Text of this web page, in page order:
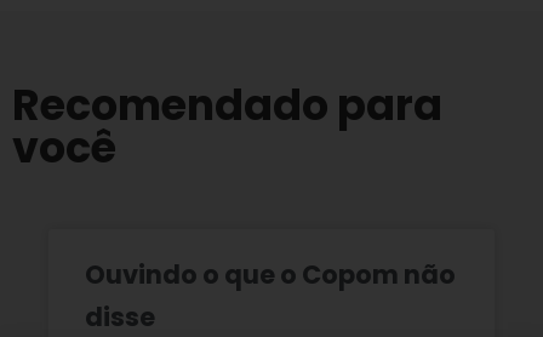
Recomendado para
você
Ouvindo o que o Copom não
disse